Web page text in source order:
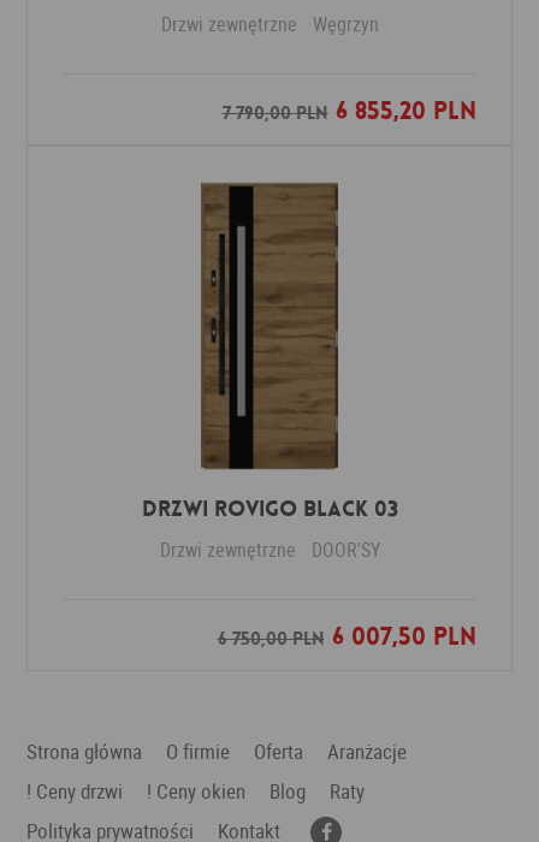
Drzwi zewnętrzne Węgrzyn
7 790,00 PLN6 855,20 PLN
Dodaj do ulubionych
DRZWI ROVIGO BLACK 03
Drzwi zewnętrzne DOOR'SY
6 750,00 PLN6 007,50 PLN
Dodaj do ulubionych
Strona główna O firmie Oferta
Aranżacje
! Ceny drzwi
! Ceny okien Blog
Raty
Polityka prywatności
Kontakt